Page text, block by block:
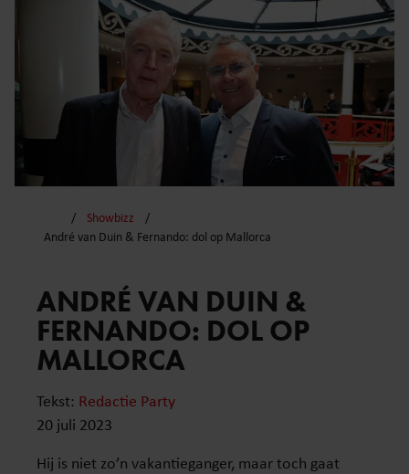
Showbizz
André van Duin & Fernando: dol op Mallorca
ANDRÉ VAN DUIN &
FERNANDO: DOL OP
MALLORCA
Tekst: Redactie Party
20 juli 2023
Hij is niet zo’n vakantieganger, maar toch gaat